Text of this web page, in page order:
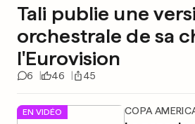
Tali publie une
orchestrale de sa
l'Eurovision
6 46 45
EN VIDÉO COPA